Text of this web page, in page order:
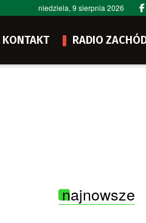
niedziela, 9 sierpnia 2026
KONTAKT RADIO
najnowsze